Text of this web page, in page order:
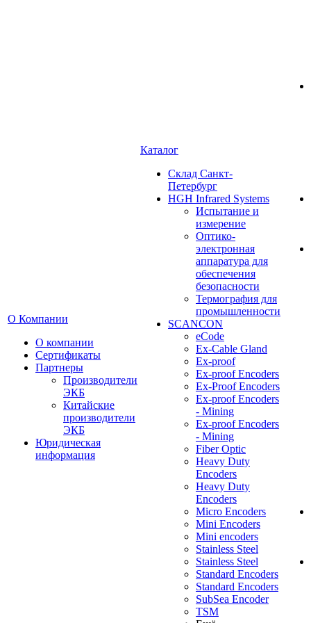
О Компании
О компании
Сертификаты
Партнеры
Производители
ЭКБ
Китайские
производители
ЭКБ
Юридическая
информация
Каталог
Cклад Санкт-
Петербург
HGH Infrared Systems
Испытание и
измерение
Оптико-
электронная
аппаратура для
обеспечения
безопасности
Термография для
промышленности
SCANCON
eCode
Ex-Cable Gland
Ex-proof
Ex-proof Encoders
Ex-Proof Encoders
Ex-proof Encoders
- Mining
Ex-proof Encoders
- Mining
Fiber Optic
Heavy Duty
Encoders
Heavy Duty
Encoders
Micro Encoders
Mini Encoders
Mini encoders
Stainless Steel
Stainless Steel
Standard Encoders
Standard Encoders
SubSea Encoder
TSM